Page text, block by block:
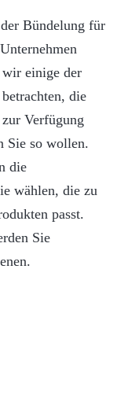
Bündelung für
wir einige der
die
zur Verfügung
Sie so wollen.
die
wählen, die zu
passt.
Sie